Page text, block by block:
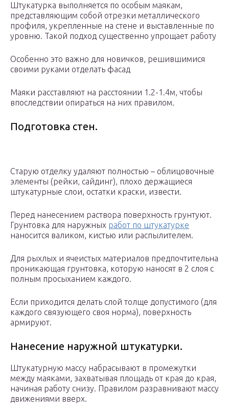
Штукатурка выполняется по особым маякам,
представляющим собой отрезки металлического
профиля, укрепленные на стене и выставленные по
уровню. Такой подход существенно упрощает работу
Особенно это важно для новичков, решившимися
своими руками отделать фасад
Маяки расставляют на расстоянии 1.2-1.4м, чтобы
впоследствии опираться на них правилом.
Подготовка стен.
Старую отделку удаляют полностью – облицовочные
элементы (рейки, сайдинг), плохо держащиеся
штукатурные слои, остатки краски, извести.
Перед нанесением раствора поверхность грунтуют.
Грунтовка для наружных работ по штукатурке
наносится валиком, кистью или распылителем.
Для рыхлых и ячеистых материалов предпочтительна
проникающая грунтовка, которую наносят в 2 слоя с
полным просыханием каждого.
Если приходится делать слой толще допустимого (для
каждого связующего своя норма), поверхность
армируют.
Нанесение наружной штукатурки.
Штукатурную массу набрасывают в промежутки
между маяками, захватывая площадь от края до края,
начиная работу снизу. Правилом разравнивают массу
движениями вверх.